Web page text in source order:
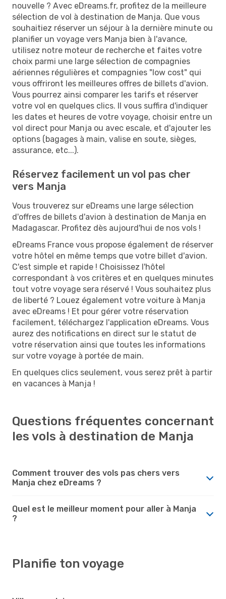
nouvelle ? Avec eDreams.fr, profitez de la meilleure
sélection de vol à destination de Manja. Que vous
souhaitiez réserver un séjour à la dernière minute ou
planifier un voyage vers Manja bien à l'avance,
utilisez notre moteur de recherche et faites votre
choix parmi une large sélection de compagnies
aériennes régulières et compagnies "low cost" qui
vous offriront les meilleures offres de billets d'avion.
Vous pourrez ainsi comparer les tarifs et réserver
votre vol en quelques clics. Il vous suffira d'indiquer
les dates et heures de votre voyage, choisir entre un
vol direct pour Manja ou avec escale, et d'ajouter les
options (bagages à main, valise en soute, sièges,
assurance, etc...).
Réservez facilement un vol pas cher
vers Manja
Vous trouverez sur eDreams une large sélection
d'offres de billets d'avion à destination de Manja en
Madagascar. Profitez dès aujourd'hui de nos vols !
eDreams France vous propose également de réserver
votre hôtel en même temps que votre billet d'avion.
C'est simple et rapide ! Choisissez l'hôtel
correspondant à vos critères et en quelques minutes
tout votre voyage sera réservé ! Vous souhaitez plus
de liberté ? Louez également votre voiture à Manja
avec eDreams ! Et pour gérer votre réservation
facilement, téléchargez l'application eDreams. Vous
aurez des notifications en direct sur le statut de
votre réservation ainsi que toutes les informations
sur votre voyage à portée de main.
En quelques clics seulement, vous serez prêt à partir
en vacances à Manja !
Questions fréquentes concernant
les vols à destination de Manja
Comment trouver des vols pas chers vers
Manja chez eDreams ?
Quel est le meilleur moment pour aller à Manja
?
Planifie ton voyage